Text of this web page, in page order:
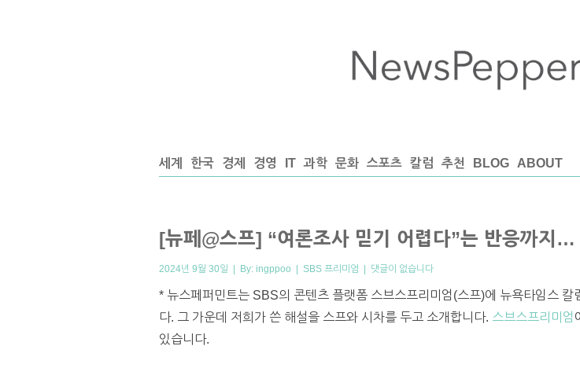
세계 한국 경제 경영 IT 과학 문화 스포츠 칼럼 추천 BLOG ABOUT
[뉴페@스프] “여론조사 믿기 어렵다”는 반응까지
2024년 9월 30일 | By: ingppoo | SBS 프리미엄 | 댓글이 없습니다
* 뉴스페퍼민트는 SBS의 콘텐츠 플랫폼 스브스프리미엄(스프)에 뉴욕타임스
다. 그 가운데 저희가 쓴 해설을 스프와 시차를 두고 소개합니다. 스브스프리미엄
있습니다.